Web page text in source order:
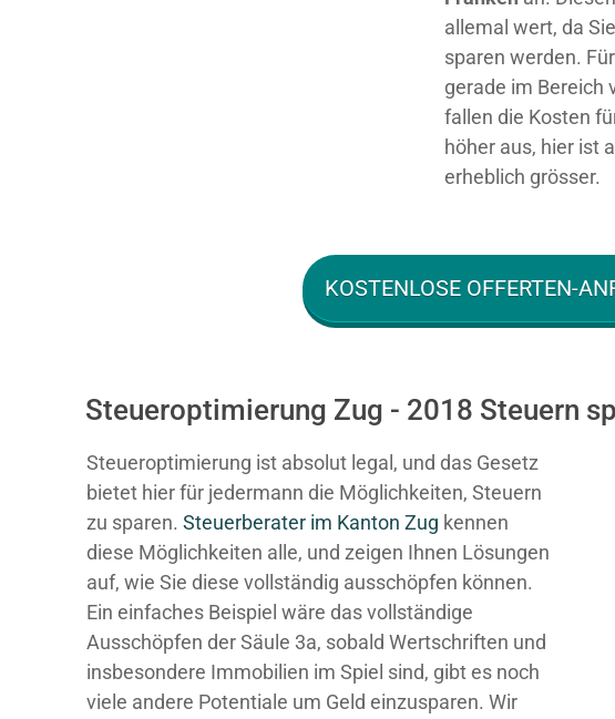
allemal wert, da
sparen werden.
gerade im Bereich
fallen die Kosten
höher aus, hier ist
erheblich grösser.
KOSTENLOSE OFFERTEN-
Steueroptimierung Zug - 2018 Steuern
Steueroptimierung ist absolut legal, und das Gesetz
bietet hier für jedermann die Möglichkeiten, Steuern
zu sparen. Steuerberater im K anton Zug kennen
diese Möglichkeiten alle, und zeigen Ihnen Lösungen
auf, wie Sie diese vollständig ausschöpfen können.
Ein einfaches Beispiel wäre das vollständige
Ausschöpfen der Säule 3a, sobald Wertschriften und
insbesondere Immobilien im Spiel sind, gibt es noch
viele andere Potentiale um Geld einzusparen. Wir